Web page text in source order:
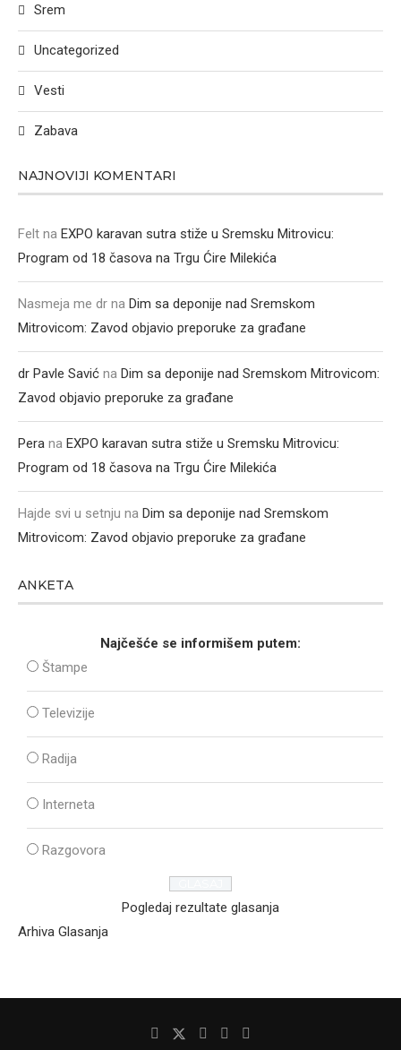
Srem
Uncategorized
Vesti
Zabava
NAJNOVIJI KOMENTARI
Felt na EXPO karavan sutra stiže u Sremsku Mitrovicu:
Program od 18 časova na Trgu Ćire Milekića
Nasmeja me dr na Dim sa deponije nad Sremskom
Mitrovicom: Zavod objavio preporuke za građane
dr Pavle Savić na Dim sa deponije nad Sremskom Mitrovicom:
Zavod objavio preporuke za građane
Pera na EXPO karavan sutra stiže u Sremsku Mitrovicu:
Program od 18 časova na Trgu Ćire Milekića
Hajde svi u setnju na Dim sa deponije nad Sremskom
Mitrovicom: Zavod objavio preporuke za građane
ANKETA
Najčešće se informišem putem:
Štampe
Televizije
Radija
Interneta
Razgovora
Pogledaj rezultate glasanja
Arhiva Glasanja